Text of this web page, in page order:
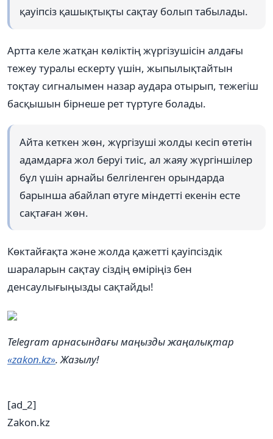
қауіпсіз қашықтықты сақтау болып табылады.
Артта келе жатқан көліктің жүргізушісін алдағы
тежеу туралы ескерту үшін, жыпылықтайтын
тоқтау сигналымен назар аудара отырып, тежегіш
басқышын бірнеше рет түртуге болады.
Айта кеткен жөн, жүргізуші жолды кесіп өтетін
адамдарға жол беруі тиіс, ал жаяу жүргіншілер
бұл үшін арнайы белгіленген орындарда
барынша абайлап өтуге міндетті екенін есте
сақтаған жөн.
Көктайғақта және жолда қажетті қауіпсіздік
шараларын сақтау сіздің өміріңіз бен
денсаулығыңызды сақтайды!
Telegram арнасындағы маңызды жаңалықтар
«zakon.kz». Жазылу!
[ad_2]
Zakon.kz